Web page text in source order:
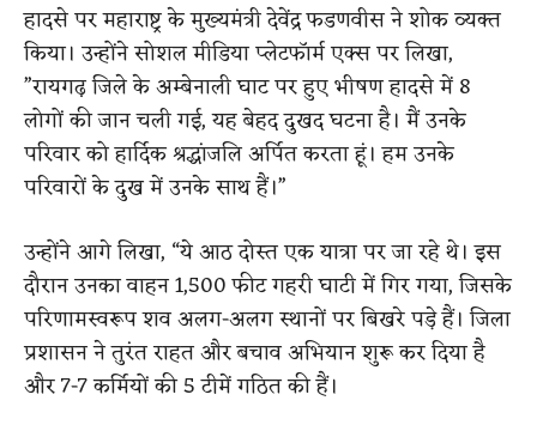
हादसे पर महाराष्ट्र के मुख्यमंत्री देवेंद्र फडणवीस ने शोक व्यक्त
किया। उन्होंने सोशल मीडिया प्लेटफॉर्म एक्स पर लिखा,
”रायगढ़ जिले के अम्बेनाली घाट पर हुए भीषण हादसे में 8
लोगों की जान चली गई, यह बेहद दुखद घटना है। मैं उनके
परिवार को हार्दिक श्रद्धांजलि अर्पित करता हूं। हम उनके
परिवारों के दुख में उनके साथ हैं।”
उन्होंने आगे लिखा, “ये आठ दोस्त एक यात्रा पर जा रहे थे। इस
दौरान उनका वाहन 1,500 फीट गहरी घाटी में गिर गया, जिसके
परिणामस्वरूप शव अलग-अलग स्थानों पर बिखरे पड़े हैं। जिला
प्रशासन ने तुरंत राहत और बचाव अभियान शुरू कर दिया है
और 7-7 कर्मियों की 5 टीमें गठित की हैं।